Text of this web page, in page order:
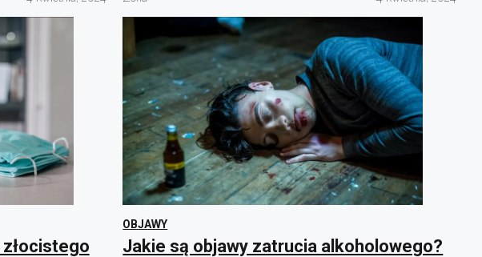
OBJAWY
Jakie są objawy zatrucia alkoholowego?